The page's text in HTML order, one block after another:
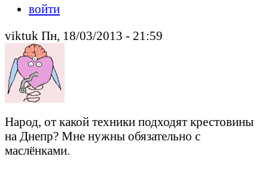
войти
viktuk Пн, 18/03/2013 - 21:59
Народ, от какой техники подходят крестовины
на Днепр? Мне нужны обязательно с
маслёнками.